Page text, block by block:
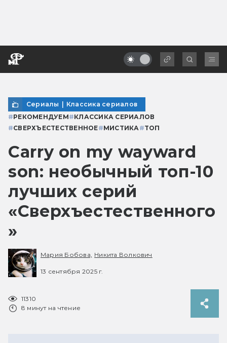
Сериалы | Классика сериалов
#РЕКОМЕНДУЕМ#КЛАССИКА СЕРИАЛОВ
#СВЕРХЪЕСТЕСТВЕННОЕ#МИСТИКА #ТОП
Carry on my wayward
son: необычный топ-10
лучших серий
«Сверхъестественного
»
Мария Бобова, Никита Волкович
13 сентября 2025 г.
11310
8 минут на чтение